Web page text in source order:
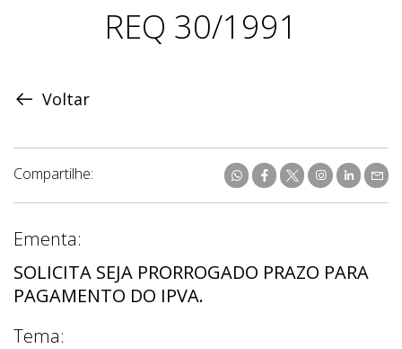
ProposiçãoREQ 30/1991
Voltar
Compartilhe:
Ementa:
SOLICITA SEJA PRORROGADO PRAZO PARA
PAGAMENTO DO IPVA.
Tema: